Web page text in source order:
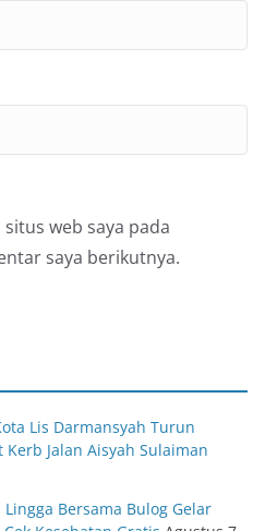
web saya pada
saya berikutnya.
Lis Darmansyah Turun
Jalan Aisyah Sulaiman
Bersama Bulog Gelar